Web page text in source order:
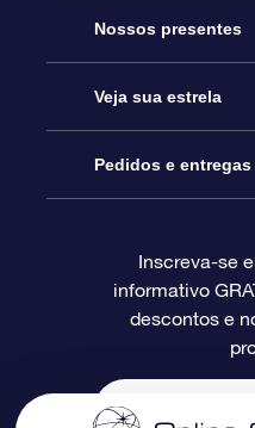
Serviço
Entre em contato
Blog
Avaliações
Nossos presentes
Presente estrelar on-
Pacote de presente
O cartão de
Presentes
Veja sua estrela
Star Register
Página estelar
Um Milhão de Estrelas
Pedidos e entregas
Informações de
Inscreva-se
informativo
descontos e